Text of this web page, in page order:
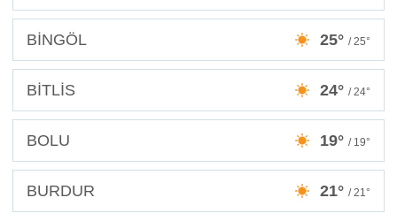
BİNGÖL 25° / 25°
BİTLİS 24° / 24°
BOLU 19° / 19°
BURDUR 21° / 21°